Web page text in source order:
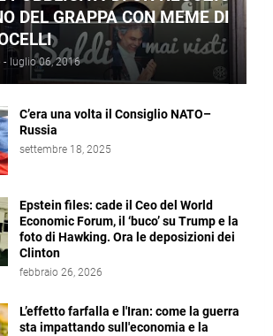
DEL GRAPPA CON MEME DI
- luglio 06, 2016
C’era una volta il Consiglio NATO–
Russia
settembre 18, 2025
Epstein files: cade il Ceo del World
Economic Forum, il ‘buco’ su Trump e la
foto di Hawking. Ora le deposizioni dei
Clinton
febbraio 26, 2026
L’effetto farfalla e l'Iran: come la guerra
sta impattando sull'economia e la